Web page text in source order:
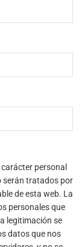
personal
serán tratados por
de esta web. La
personales que
legitimación se
datos que nos